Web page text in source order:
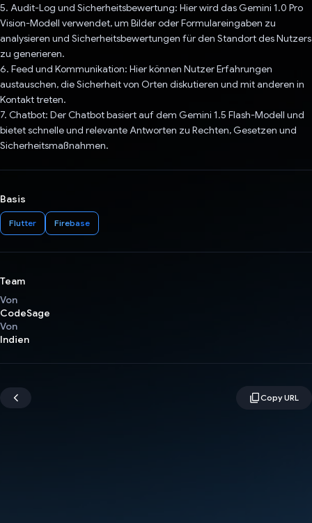
5. Audit-Log und Sicherheitsbewertung: Hier wird das Gemini 1.0 Pro
Vision-Modell verwendet, um Bilder oder Formulareingaben zu
analysieren und Sicherheitsbewertungen für den Standort des Nutzers
zu generieren.
6. Feed und Kommunikation: Hier können Nutzer Erfahrungen
austauschen, die Sicherheit von Orten diskutieren und mit anderen in
Kontakt treten.
7. Chatbot: Der Chatbot basiert auf dem Gemini 1.5 Flash-Modell und
bietet schnelle und relevante Antworten zu Rechten, Gesetzen und
Sicherheitsmaßnahmen.
Basis
Flutter Firebase
Team
Von
CodeSage
Von
Indien